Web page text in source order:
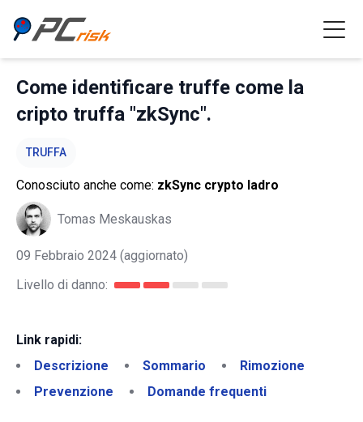
Come identificare truffe come la
cripto truffa "zkSync".
TRUFFA
Conosciuto anche come: zkSync crypto ladro
Tomas Meskauskas
09 Febbraio 2024 (aggiornato)
Livello di danno:
Link rapidi:
Descrizione
Sommario
Rimozione
Prevenzione
Domande frequenti